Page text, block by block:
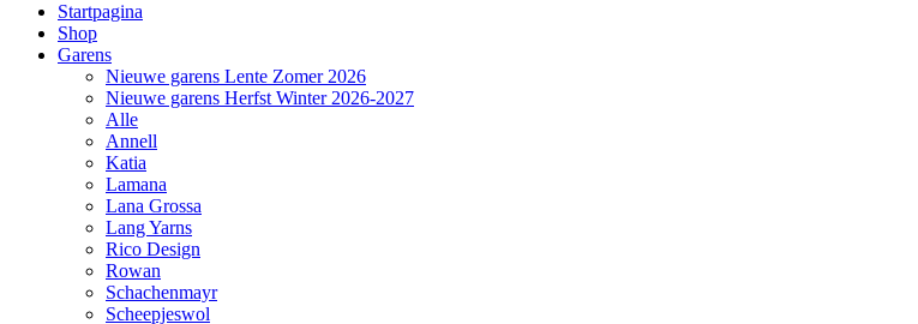
Startpagina
Shop
Garens
Nieuwe garens Lente Zomer 2026
Nieuwe garens Herfst Winter 2026-2027
Alle
Annell
Katia
Lamana
Lana Grossa
Lang Yarns
Rico Design
Rowan
Schachenmayr
Scheepjeswol